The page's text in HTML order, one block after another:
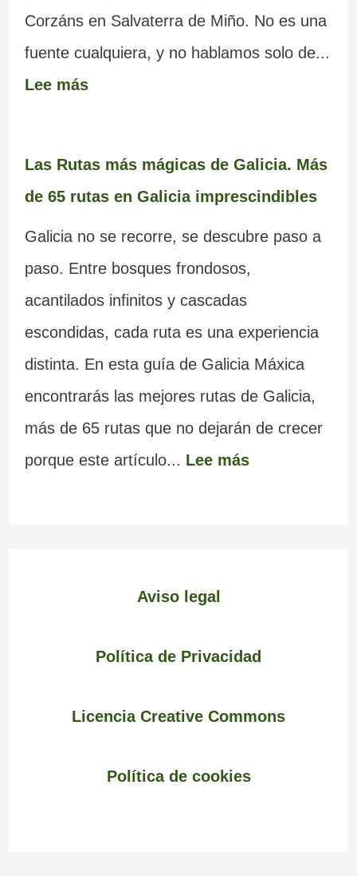
Corzáns en Salvaterra de Miño. No es una
fuente cualquiera, y no hablamos solo de...
Lee más
Las Rutas más mágicas de Galicia. Más
de 65 rutas en Galicia imprescindibles
Galicia no se recorre, se descubre paso a
paso. Entre bosques frondosos,
acantilados infinitos y cascadas
escondidas, cada ruta es una experiencia
distinta. En esta guía de Galicia Máxica
encontrarás las mejores rutas de Galicia,
más de 65 rutas que no dejarán de crecer
porque este artículo... Lee más
Aviso legal
Política de Privacidad
Licencia Creative Commons
Política de cookies